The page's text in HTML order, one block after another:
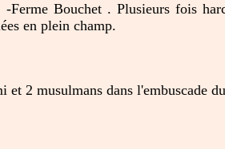
Bouchet . Plusieurs fois
en plein champ.
2 musulmans dans l'embuscade